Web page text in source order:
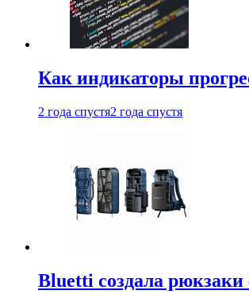
Как индикаторы
2 года спустя2 года спустя
Bluetti создала